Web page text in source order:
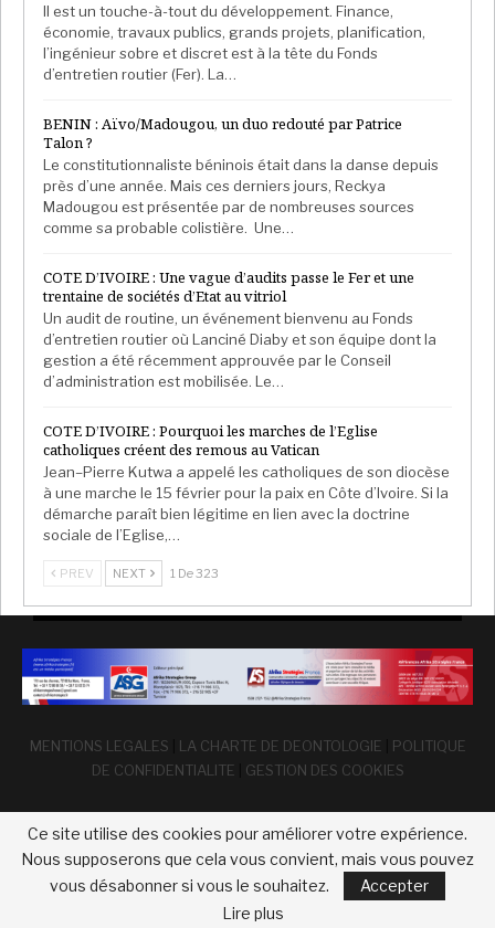
Il est un touche-à-tout du développement. Finance,
économie, travaux publics, grands projets, planification,
l’ingénieur sobre et discret est à la tête du Fonds
d’entretien routier (Fer). La…
BENIN : Aïvo/Madougou, un duo redouté par Patrice
Talon ?
Le constitutionnaliste béninois était dans la danse depuis
près d’une année. Mais ces derniers jours, Reckya
Madougou est présentée par de nombreuses sources
comme sa probable colistière. Une…
COTE D’IVOIRE : Une vague d’audits passe le Fer et une
trentaine de sociétés d’Etat au vitriol
Un audit de routine, un événement bienvenu au Fonds
d’entretien routier où Lanciné Diaby et son équipe dont la
gestion a été récemment approuvée par le Conseil
d’administration est mobilisée. Le…
COTE D’IVOIRE : Pourquoi les marches de l’Eglise
catholiques créent des remous au Vatican
Jean–Pierre Kutwa a appelé les catholiques de son diocèse
à une marche le 15 février pour la paix en Côte d’Ivoire. Si la
démarche paraît bien légitime en lien avec la doctrine
sociale de l’Eglise,…
PREV NEXT 1 De 323
MENTIONS LEGALES LA CHARTE DE DEONTOLOGIE
POLITIQUE
DE CONFIDENTIALITE
GESTION DES COOKIES
© 2026 - Afrika Strategies France. Tous droits réservés
Ce site utilise des cookies pour améliorer votre expérience.
Nous supposerons que cela vous convient, mais vous pouvez
vous désabonner si vous le souhaitez.
Accepter
Lire plus